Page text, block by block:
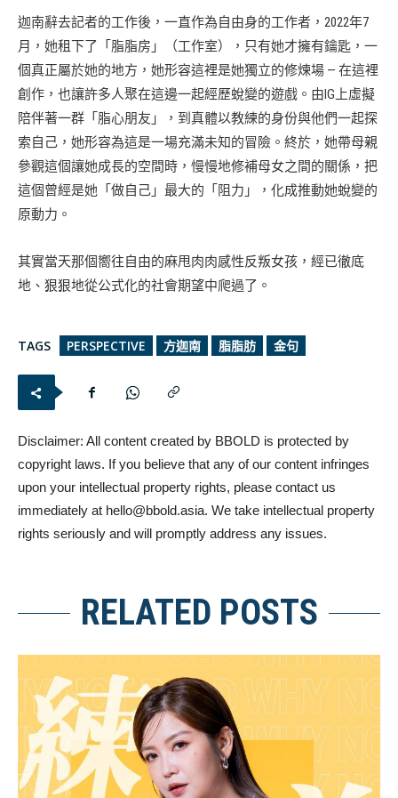
迦南辭去記者的工作後，一直作為自由身的工作者，2022年7
月，她租下了「脂脂房」（工作室），只有她才擁有鑰匙，一
個真正屬於她的地方，她形容這裡是她獨立的修煉場 — 在這裡
創作，也讓許多人聚在這邊一起經歷蛻變的遊戲。由IG上虛擬
陪伴著一群「脂心朋友」，到真體以教練的身份與他們一起探
索自己，她形容為這是一場充滿未知的冒險。終於，她帶母親
參觀這個讓她成長的空間時，慢慢地修補母女之間的關係，把
這個曾經是她「做自己」最大的「阻力」，化成推動她蛻變的
原動力。
其實當天那個嚮往自由的麻甩肉肉感性反叛女孩，經已徹底
地、狠狠地從公式化的社會期望中爬過了。
TAGS PERSPECTIVE 方迦南 脂脂肪 金句
Disclaimer: All content created by BBOLD is protected by
copyright laws. If you believe that any of our content infringes
upon your intellectual property rights, please contact us
immediately at hello@bbold.asia. We take intellectual property
rights seriously and will promptly address any issues.
RELATED POSTS